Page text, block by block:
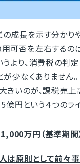
成長を示す分かり
可否を左右するの
うより、消費税の判
が少なくありません。
きいのが、課税売
億円という４つのラ
万円（基準期間
は原則として前々事